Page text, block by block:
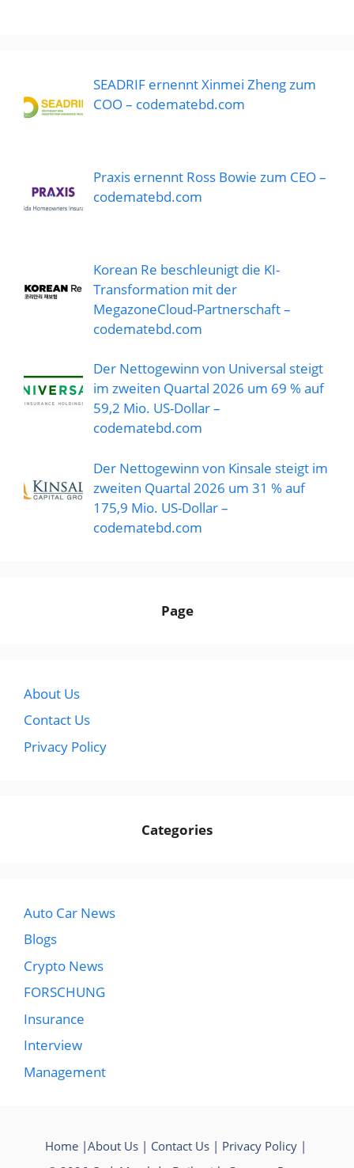
SEADRIF ernennt Xinmei Zheng zum
COO – codematebd.com
Praxis ernennt Ross Bowie zum CEO –
codematebd.com
Korean Re beschleunigt die KI-
Transformation mit der
MegazoneCloud-Partnerschaft –
codematebd.com
Der Nettogewinn von Universal steigt
im zweiten Quartal 2026 um 69 % auf
59,2 Mio. US-Dollar –
codematebd.com
Der Nettogewinn von Kinsale steigt im
zweiten Quartal 2026 um 31 % auf
175,9 Mio. US-Dollar –
codematebd.com
Page
About Us
Contact Us
Privacy Policy
Categories
Auto Car News
Blogs
Crypto News
FORSCHUNG
Insurance
Interview
Management
Home|About Us| Contact Us| Privacy Policy|